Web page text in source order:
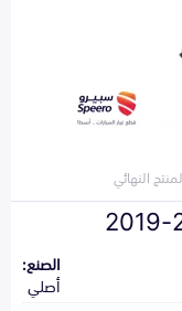
النهائي
الصنع:
أصلي